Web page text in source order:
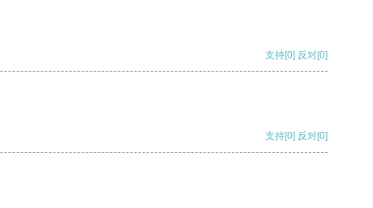
支持[0] 反对[0]
支持[0] 反对[0]